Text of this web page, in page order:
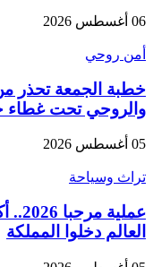
06 أغسطس 2026
أمن روحي
خطبة الجمعة تحذر
والروحي تحت غطاء
05 أغسطس 2026
تراث وسياحة
العالم دخلوا المملكة